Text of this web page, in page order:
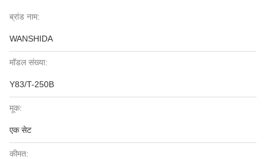
ब्रांड नाम:
WANSHIDA
मॉडल संख्या:
Y83/T-250B
मूक:
एक सेट
कीमत: